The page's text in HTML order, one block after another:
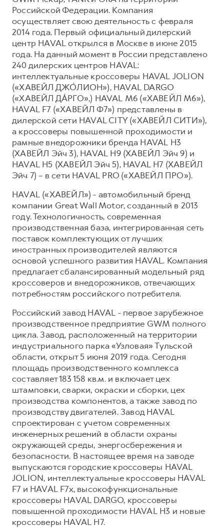
Российской Федерации. Компания
осуществляет свою деятельность с февраля
2014 года. Первый официальный дилерский
центр HAVAL открылся в Москве в июне 2015
года. На данный момент в России представлено
240 дилерских центров HAVAL:
интеллектуальные кроссоверы HAVAL JOLION
(«ХАВЕЙЛ ДЖО́ЛИОН»), HAVAL DARGO
(«ХАВЕЙЛ ДА́РГО»,) HAVAL М6 («ХАВЕЙЛ M6»),
HAVAL F7 («ХАВЕЙЛ Ф7») представлены в
дилерской сети HAVAL CITY («ХАВЕЙЛ СИТИ»),
а кроссоверы повышенной проходимости и
рамные внедорожники бренда HAVAL H3
(ХАВЕЙЛ Эйч 3), HAVAL H9 (ХАВЕЙЛ Эйч 9) и
HAVAL H5 (ХАВЕЙЛ Эйч 5), HAVAL H7 (ХАВЕЙЛ
Эйч 7) – в сети HAVAL PRO («ХАВЕЙЛ ПРО»).
HAVAL («ХАВЕЙЛ») - автомобильный бренд
компании Great Wall Motor, созданный в 2013
году. Технологичность, современная
производственная база, интегрированная сеть
поставок комплектующих от лучших
иностранных производителей являются
основой успешного развития HAVAL. Компания
предлагает сбалансированный модельный ряд
кроссоверов и внедорожников, отвечающих
потребностям российского потребителя.
Российский завод HAVAL - первое зарубежное
производственное предприятие GWM полного
цикла. Завод, расположенный на территории
индустриального парка «Узловая» Тульской
области, открыт 5 июня 2019 года. Сегодня
площадь производственного комплекса
составляет 183 158 кв.м. и включает цех
штамповки, сварки, окраски и сборки, цех
производства компонентов, а также завод по
производству двигателей. Завод HAVAL
спроектирован с учетом современных
инженерных решений в области охраны
окружающей среды, энергосбережения и
безопасности. В настоящее время на заводе
выпускаются городские кроссоверы HAVAL
JOLION, интеллектуальные кроссоверы HAVAL
F7 и HAVAL F7x, высокофункциональные
кроссоверы HAVAL DARGO, кроссоверы
повышенной проходимости HAVAL H3 и новые
кроссоверы HAVAL H7.